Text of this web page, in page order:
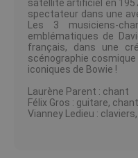
satellite artificiel en
spectateur dans une
Les 3 musiciens-
emblématiques de
français, dans une
scénographie
iconiques de Bowie !
Laurène Parent : chant
Félix Gros : guitare, chant
Vianney Ledieu :